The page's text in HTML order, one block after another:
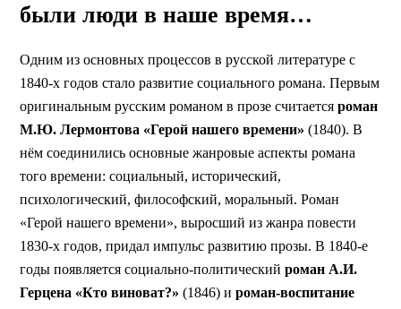
были люди в наше время…
Одним из основных процессов в русской литературе с
1840-х годов стало развитие социального романа. Первым
оригинальным русским романом в прозе считается роман
М.Ю. Лермонтова «Герой нашего времени» (1840). В
нём соединились основные жанровые аспекты романа
того времени: социальный, исторический,
психологический, философский, моральный. Роман
«Герой нашего времени», выросший из жанра повести
1830-х годов, придал импульс развитию прозы. В 1840-е
годы появляется социально-политический роман А.И.
Герцена «Кто виноват?» (1846) и роман-воспитание